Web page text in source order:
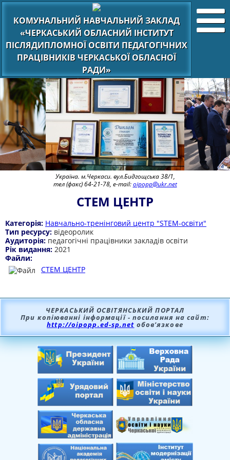
КОМУНАЛЬНИЙ НАВЧАЛЬНИЙ ЗАКЛАД
«ЧЕРКАСЬКИЙ ОБЛАСНИЙ ІНСТИТУТ
ПІСЛЯДИПЛОМНОЇ ОСВІТИ ПЕДАГОГІЧНИХ
ПРАЦІВНИКІВ ЧЕРКАСЬКОЇ ОБЛАСНОЇ
РАДИ»
Україна. м.Черкаси. вул.Бидгощська 38/1,
тел (факс) 64-21-78, e-mail:oipopp@ukr.net
СТЕМ ЦЕНТР
Категорія: Навчально-тренінговий центр "STEM-освіти"
Тип ресурсу: відеоролик
Аудиторія: педагогічні працівники закладів освіти
Рік видання: 2021
Файли:
СТЕМ ЦЕНТР
ЧЕРКАСЬКИЙ ОСВІТЯНСЬКИЙ ПОРТАЛ
При копіюванні інформації - посилання на сайт:
http://oipopp.ed-sp.net обов’язкове